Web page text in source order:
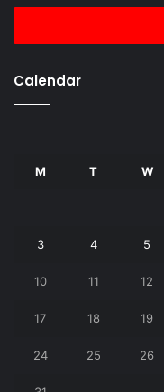
Email
Calendar
M T W
3 4 5
10 11 12
17 18 19
24 25 26